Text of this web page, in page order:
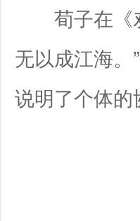
荀子在《劝
无以成江海
说明了个体